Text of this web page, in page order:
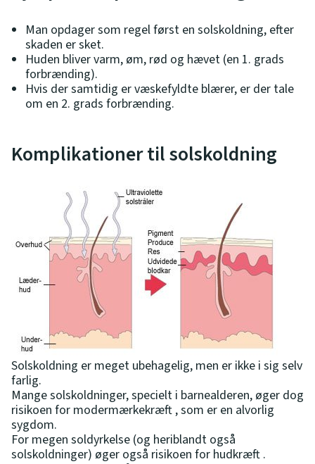
Man opdager som regel først en solskoldning, efter
skaden er sket.
Huden bliver varm, øm, rød og hævet (en 1. grads
forbrænding).
Hvis der samtidig er væskefyldte blærer, er der tale
om en 2. grads forbrænding.
Komplikationer til solskoldning
Solskoldning er meget ubehagelig, men er ikke i sig selv
farlig.
Mange solskoldninger, specielt i barnealderen, øger dog
risikoen for modermærkekræft , som er en alvorlig
sygdom.
For megen soldyrkelse (og heriblandt også
solskoldninger) øger også risikoen for hudkræft .